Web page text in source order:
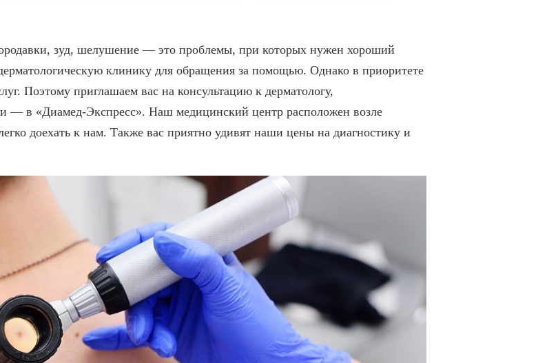
зуд, шелушение — это проблемы, при которых нужен хороший
клинику для обращения за помощью. Однако в приоритете
Поэтому приглашаем вас на консультацию к дерматологу,
— в «Диамед-Экспресс». Наш медицинский центр расположен возле
доехать к нам. Также вас приятно удивят наши цены на диагностику и